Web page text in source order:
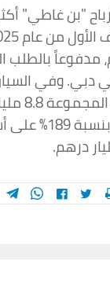
"بن غاطي"
مدفوعاً
دبي. وفي
إجمالي
ارتفاع